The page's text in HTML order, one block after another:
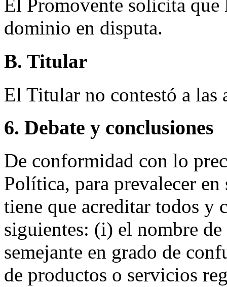
El Promovente solicita que
dominio en disputa.
B. Titular
El Titular no contestó a las
6. Debate y conclusiones
De conformidad con lo
Política, para prevalecer
tiene que acreditar todos y
siguientes: (i) el nombre
semejante en grado de
de productos o servicios